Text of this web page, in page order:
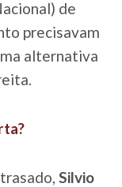
de
precisavam
alternativa
Silvio